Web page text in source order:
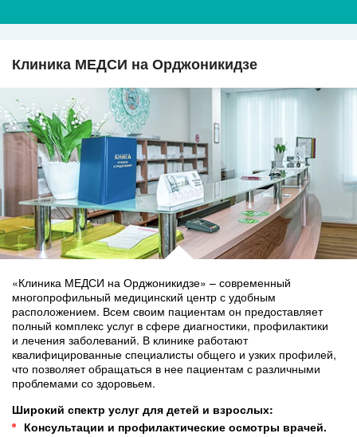
Клиника МЕДСИ на Орджоникидзе
«Клиника МЕДСИ на Орджоникидзе» – современный
многопрофильный медицинский центр с удобным
расположением. Всем своим пациентам он предоставляет
полный комплекс услуг в сфере диагностики, профилактики
и лечения заболеваний. В клинике работают
квалифицированные специалисты общего и узких профилей,
что позволяет обращаться в нее пациентам с различными
проблемами со здоровьем.
Широкий спектр услуг для детей и взрослых:
Консультации и профилактические осмотры врачей.